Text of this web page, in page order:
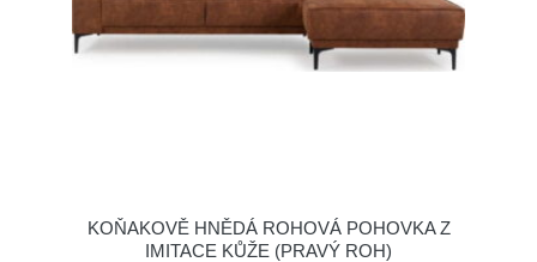
KOŇAKOVĚ HNĚDÁ ROHOVÁ POHOVKA Z
IMITACE KŮŽE (PRAVÝ ROH)